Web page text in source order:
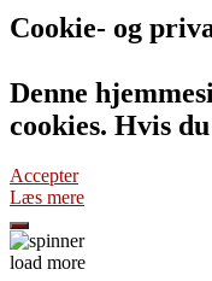
Cookie- og
Denne
cookies. Hvis
Accepter
Læs mere
load more